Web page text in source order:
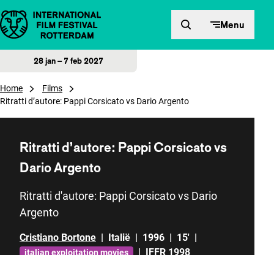
Direct naar inhoud Menu
28 jan – 7 feb 2027
Home
Films
Ritratti d’autore: Pappi Corsicato vs Dario Argento
Ritratti d’autore: Pappi Corsicato vs
Dario Argento
Ritratti d'autore: Pappi Corsicato vs Dario
Argento
Cristiano Bortone | Italië | 1996 | 15' |
italian exploitation movies | IFFR 1998